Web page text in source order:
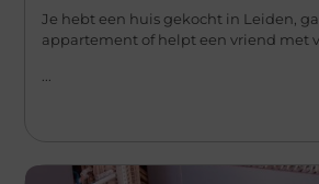
Je hebt een huis gekocht in Leiden,
appartement of helpt een vriend met